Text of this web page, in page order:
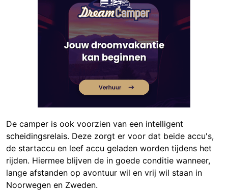
De camper is ook voorzien van een intelligent
scheidingsrelais. Deze zorgt er voor dat beide accu's,
de startaccu en leef accu geladen worden tijdens het
rijden. Hiermee blijven de in goede conditie wanneer,
lange afstanden op avontuur wil en vrij wil staan in
Noorwegen en Zweden.